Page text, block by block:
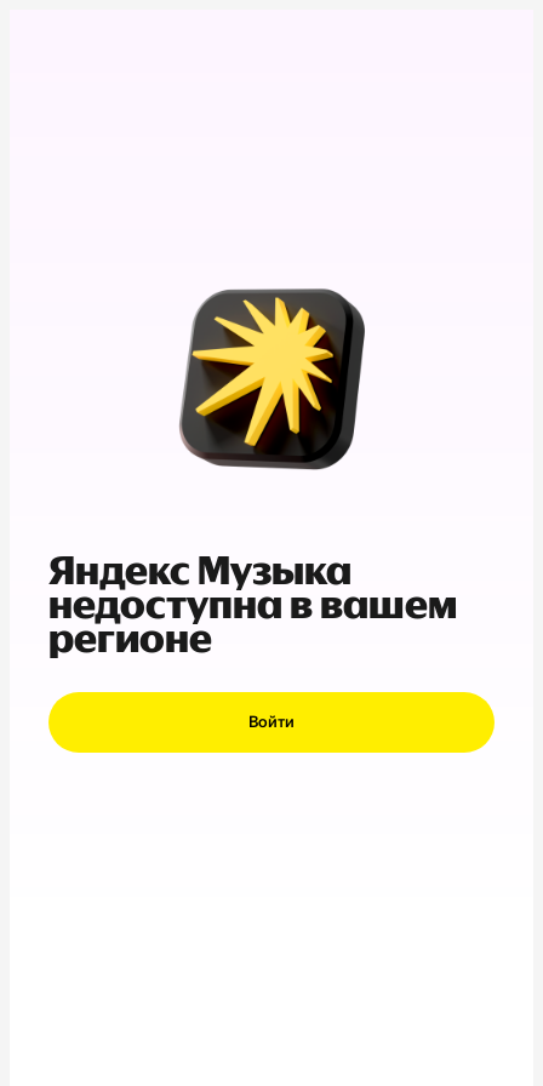
Яндекс Музыка
недоступна в вашем
регионе
Войти